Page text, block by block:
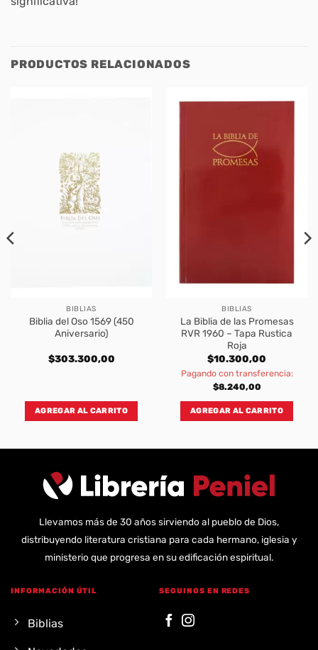
PRODUCTOS RELACIONADOS
BIBLIAS
Biblia del Oso 1569 (450
Aniversario)
$303.300,00
AGREGAR AL CARRITO
BIBLIAS
La Biblia de las Promesas
RVR 1960 – Tapa Rustica
Roja
$10.300,00
Pagando con transferencia:
$8.240,00
AGREGAR AL CARRITO
Llevamos más de 30 años sirviendo al pueblo de Dios,
distribuyendo literatura cristiana para cada hermano, iglesia y
ministerio que progresa en su edificación espiritual.
INFORMACIÓN ÚTIL
Biblias
SEGUINOS EN REDES